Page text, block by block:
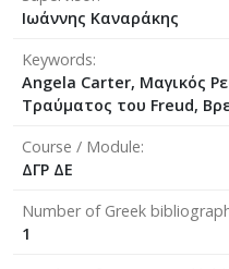
Ιωάννης Καναράκης
Keywords
Angela Carter, Μαγικός
Τραύματος του Freud,
Course / Module
ΔΓΡ ΔΕ
Number of Greek
1